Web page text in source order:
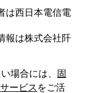
は西日本電信電
報は株式会社阡
場合には、
固
ービス をご活